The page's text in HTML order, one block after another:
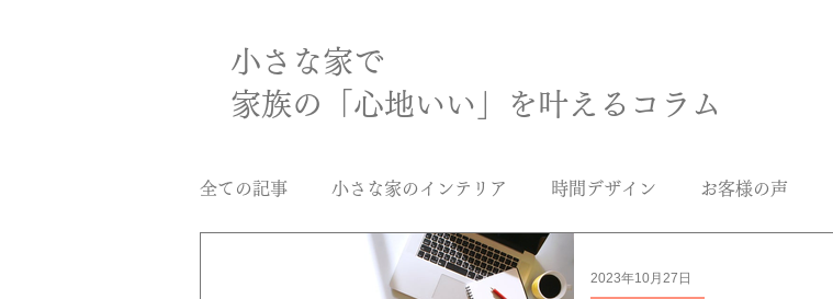
小さな家で
家族の「心地いい」を叶えるコラム
全ての記事 小さな家のインテリア 時間デザイン お客様の声
2023年10月27日